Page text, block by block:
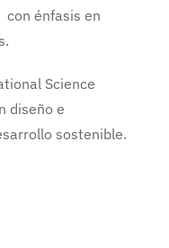
con énfasis en
Science
diseño e
sostenible.